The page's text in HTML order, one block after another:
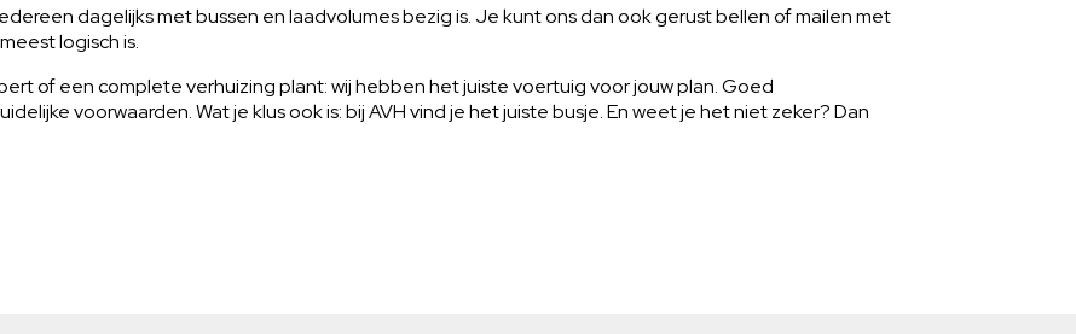
dagelijks met bussen en laadvolumes bezig is. Je kunt ons dan ook gerust bellen of mailen met
logisch is.
of een complete verhuizing plant: wij hebben het juiste voertuig voor jouw plan. Goed
voorwaarden. Wat je klus ook is: bij AVH vind je het juiste busje. En weet je het niet zeker? Dan